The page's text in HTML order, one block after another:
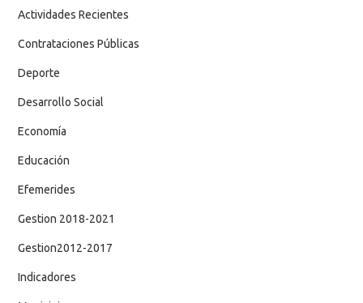
Actividades Recientes
Contrataciones Públicas
Deporte
Desarrollo Social
Economía
Educación
Efemerides
Gestion 2018-2021
Gestion2012-2017
Indicadores